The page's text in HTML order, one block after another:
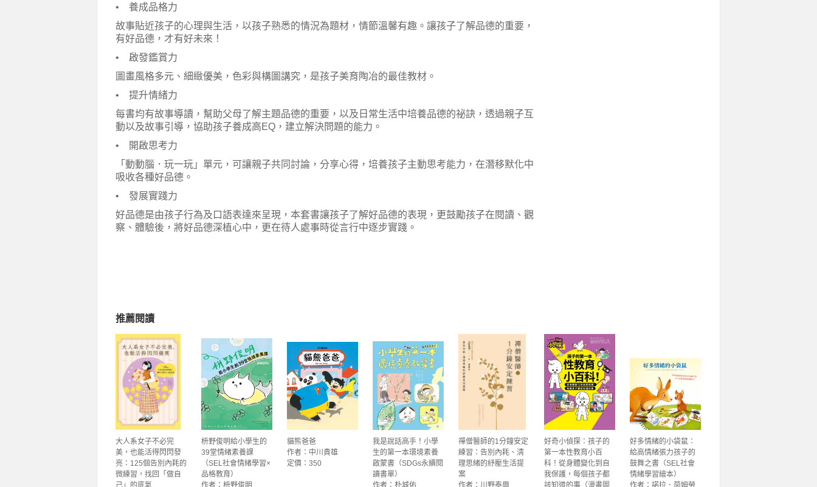
• 養成品格力
故事貼近孩子的心理與生活，以孩子熟悉的情況為題材，情節溫馨有趣。讓孩子了解品德的重要，
有好品德，才有好未來！
• 啟發鑑賞力
圖畫風格多元、細緻優美，色彩與構圖講究，是孩子美育陶冶的最佳教材。
• 提升情緒力
每書均有故事導讀，幫助父母了解主題品德的重要，以及日常生活中培養品德的祕訣，透過親子互
動以及故事引導，協助孩子養成高EQ，建立解決問題的能力。
• 開啟思考力
「動動腦．玩一玩」單元，可讓親子共同討論，分享心得，培養孩子主動思考能力，在潛移默化中
吸收各種好品德。
• 發展實踐力
好品德是由孩子行為及口語表達來呈現，本套書讓孩子了解好品德的表現，更鼓勵孩子在閱讀、觀
察、體驗後，將好品德深植心中，更在待人處事時從言行中逐步實踐。
推薦閱讀
大人系女子不必完
美，也能活得閃閃發
亮：125個告別內耗的
微練習，找回「做自
己」的底氣
枡野俊明給小學生的
39堂情緒素養課
（SEL社會情緒學習×
品格教育）
作者：枡野俊明
貓熊爸爸
作者：中川貴雄
定價：350
我是說話高手！小學
生的第一本環境素養
啟蒙書（SDGs永續閱
讀書單）
作者：朴城佑
禪僧醫師的1分鐘安定
練習：告別內耗、清
理思緒的紓壓生活提
案
作者：川野泰周
好奇小偵探：孩子的
第一本性教育小百
科！從身體變化到自
我保護，每個孩子都
該知道的事（漫畫圖
好多情緒的小袋鼠：
給高情緒張力孩子的
鼓舞之書（SEL社會
情緒學習繪本）
作者：諾拉．茵姆勞